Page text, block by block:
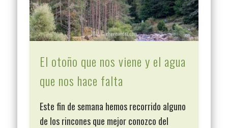
El otoño que nos viene y el agua
que nos hace falta
Este fin de semana hemos recorrido alguno
de los rincones que mejor conozco del